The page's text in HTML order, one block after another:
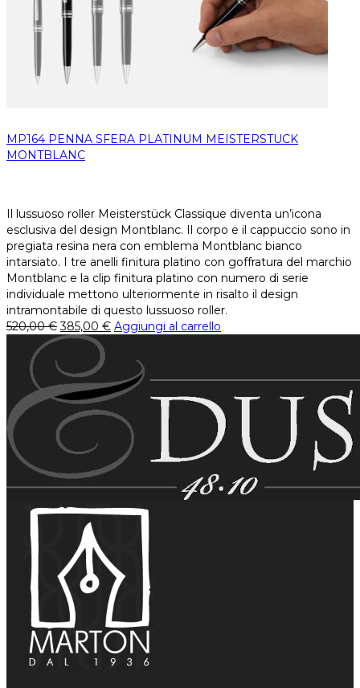
MP164 PENNA SFERA PLATINUM MEISTERSTUCK
MONTBLANC
Il lussuoso roller Meisterstück Classique diventa un’icona
esclusiva del design Montblanc. Il corpo e il cappuccio sono in
pregiata resina nera con emblema Montblanc bianco
intarsiato. I tre anelli finitura platino con goffratura del marchio
Montblanc e la clip finitura platino con numero di serie
individuale mettono ulteriormente in risalto il design
intramontabile di questo lussuoso roller.
520,00€ 385,00 € Aggiungi al carrello